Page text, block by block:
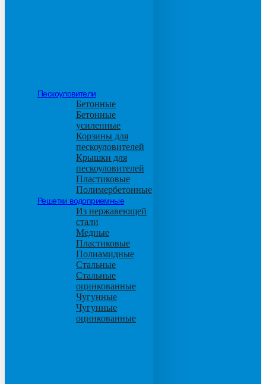
Пескоуловители
Бетонные
Бетонные
усиленные
Корзины для
пескоуловителей
Крышки для
пескоуловителей
Пластиковые
Полимербетонные
Решетки водоприемные
Из нержавеющей
стали
Медные
Пластиковые
Полиамидные
Стальные
Стальные
оцинкованные
Чугунные
Чугунные
оцинкованные